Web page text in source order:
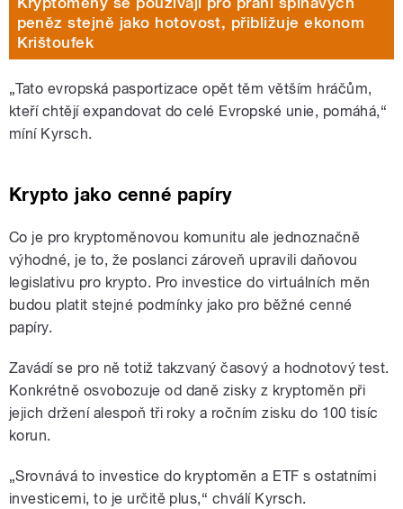
peněz stejně jako hotovost, přibližuje ekonom
Krištoufek
„Tato evropská pasportizace opět těm větším hráčům,
kteří chtějí expandovat do celé Evropské unie, pomáhá,“
míní Kyrsch.
Krypto jako cenné papíry
Co je pro kryptoměnovou komunitu ale jednoznačně
výhodné, je to, že poslanci zároveň upravili daňovou
legislativu pro krypto. Pro investice do virtuálních měn
budou platit stejné podmínky jako pro běžné cenné
papíry.
Zavádí se pro ně totiž takzvaný časový a hodnotový test.
Konkrétně osvobozuje od daně zisky z kryptoměn při
jejich držení alespoň tři roky a ročním zisku do 100 tisíc
korun.
„Srovnává to investice do kryptoměn a ETF s ostatními
investicemi, to je určitě plus,“ chválí Kyrsch.